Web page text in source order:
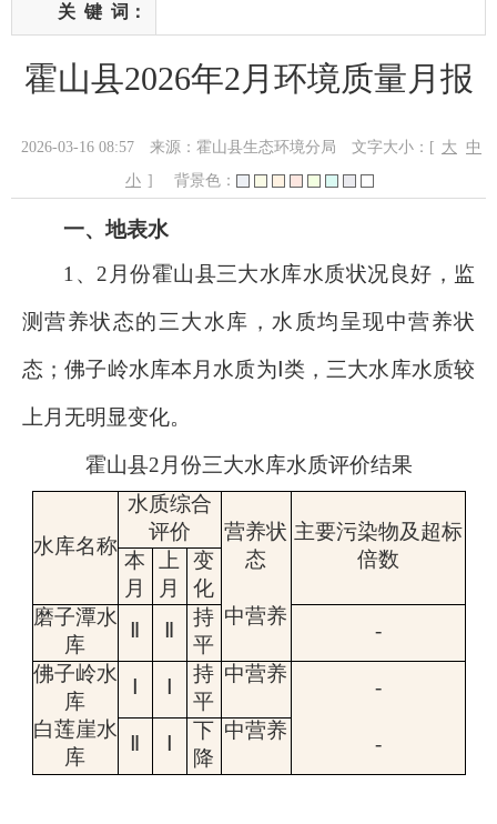
关 键 词：
霍山县2026年2月环境质量月报
2026-03-16 08:57 来源：霍山县生态环境分局 文字大小：[ 大
中
小 ] 背景色：
一、地表水
1 、 2 月份霍山县三大水库水质状况良好 ，监
测营养状态的三大水库， 水质均呈现中营养状
态 ；佛子岭水库本月水质为Ⅰ类 ， 三大水库水质较
上月无明显变化。
霍山县2 月份三大水库水质评价结果
水库名称
水质综合
评价
营养状
态
主要污染物及超标
倍数
本
月
上
月
变
化
磨子潭水
库
Ⅱ Ⅱ
持
平
中营养
-
佛子岭水
库
Ⅰ Ⅰ
持
平
中营养
-
白莲崖水
库
Ⅱ Ⅰ
下
降
中营养
-